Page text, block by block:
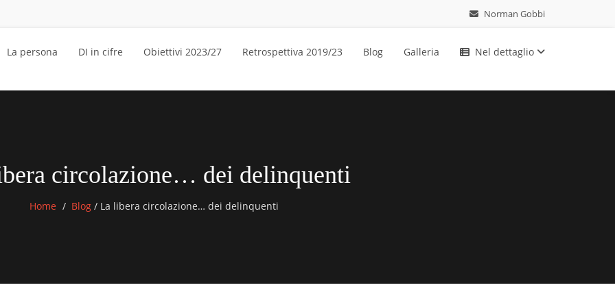
Norman Gobbi
La persona DI in cifre Obiettivi 2023/27 Retrospettiva 2019/23 Blog Galleria Nel dettaglio
circolazione… dei delinquenti
Home Blog /La libera circolazione… dei delinquenti